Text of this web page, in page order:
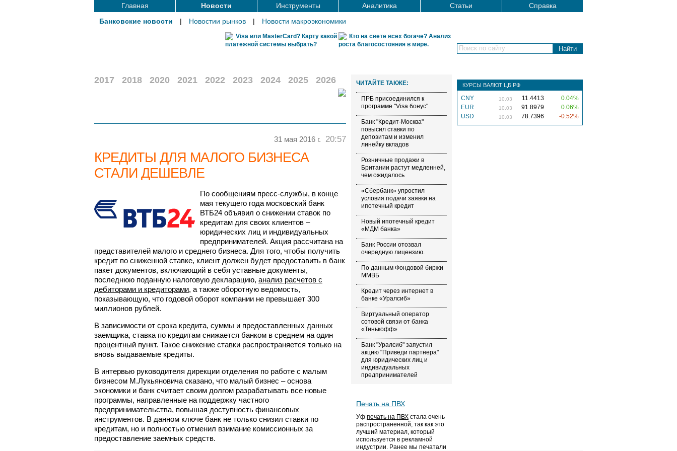
Главная Новости Инструменты Аналитика Статьи
Справка
Банковские новости
| Новостии рынков | Новости макроэкономики
Поиск по сайту
Visa или MasterCard? Карту какой
платежной системы выбрать?
Кто на свете всех богаче? Анализ
роста благосостояния в мире.
2017 2018 2020 2021 2022 2023 2024 2025 2026
31 мая 2016 г. 20:57
КРЕДИТЫ ДЛЯ МАЛОГО БИЗНЕСА
СТАЛИ ДЕШЕВЛЕ
По сообщениям пресс-службы, в конце
мая текущего года московский банк
ВТБ24 объявил о снижении ставок по
кредитам для своих клиентов –
юридических лиц и индивидуальных
предпринимателей. Акция рассчитана на
представителей малого и среднего бизнеса. Для того, чтобы получить
кредит по сниженной ставке, клиент должен будет предоставить в банк
пакет документов, включающий в себя уставные документы,
последнюю поданную налоговую декларацию, анализ расчетов с
дебиторами и кредиторами, а также оборотную ведомость,
показывающую, что годовой оборот компании не превышает 300
миллионов рублей.
В зависимости от срока кредита, суммы и предоставленных данных
заемщика, ставка по кредитам снижается банком в среднем на один
процентный пункт. Такое снижение ставки распространяется только на
вновь выдаваемые кредиты.
В интервью руководителя дирекции отделения по работе с малым
бизнесом М.Лукьяновича сказано, что малый бизнес – основа
экономики и банк считает своим долгом разрабатывать все новые
программы, направленные на поддержку частного
предпринимательства, повышая доступность финансовых
инструментов. В данном ключе банк не только снизил ставки по
кредитам, но и полностью отменил взимание комиссионных за
предоставление заемных средств.
ЧИТАЙТЕ ТАКЖЕ:
ПРБ присоединился к
программе "Visa бонус"
Банк "Кредит-Москва"
повысил ставки по
депозитам и изменил
линейку вкладов
Розничные продажи в
Британии растут медленней,
чем ожидалось
«Сбербанк» упростил
условия подачи заявки на
ипотечный кредит
Новый ипотечный кредит
«МДМ банка»
Банк России отозвал
очередную лицензию.
По данным Фондовой биржи
ММВБ
Кредит через интернет в
банке «Уралсиб»
Виртуальный оператор
сотовой связи от банка
«Тинькофф»
Банк "Уралсиб" запустил
акцию "Приведи партнера"
для юридических лиц и
индивидуальных
предпринимателей
Печать на ПВХ
Уф печать на ПВХ стала очень
распространенной, так как это
лучший материал, который
используется в рекламной
индустрии. Ранее мы печатали
КУРСЫ ВАЛЮТ ЦБ РФ
CNY 10.03 11.4413
0.04%
EUR
10.03 91.8979
0.06%
USD
10.03 78.7396 -0.52%